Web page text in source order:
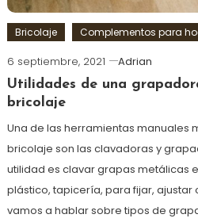
Bricolaje Complementos para
6 septiembre, 2021
Adrian
Utilidades de una
bricolaje
Una de las herramientas manuales
bricolaje son las clavadoras y
utilidad es clavar grapas metálicas
plástico, tapicería, para fijar, ajustar
vamos a hablar sobre tipos de